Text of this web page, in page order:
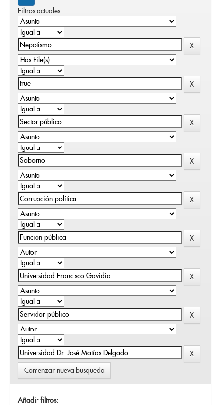
Filtros actuales:
Comenzar nueva busqueda
Añadir filtros: